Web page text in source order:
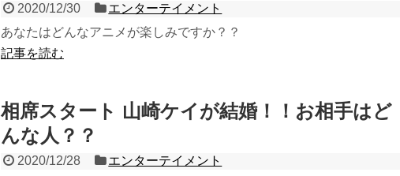
2020/12/30
エンターテイメント
あなたはどんなアニメが楽しみですか？？
記事を読む
相席スタート 山崎ケイが結婚！！お相手はど
んな人？？
2020/12/28
エンターテイメント